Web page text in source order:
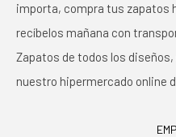
importa, compra tus zapatos
recíbelos mañana con
Zapatos de todos los
nuestro hipermercado online